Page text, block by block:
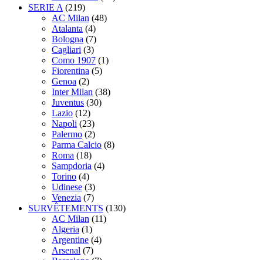
SERIE A (219)
AC Milan (48)
Atalanta (4)
Bologna (7)
Cagliari (3)
Como 1907 (1)
Fiorentina (5)
Genoa (2)
Inter Milan (38)
Juventus (30)
Lazio (12)
Napoli (23)
Palermo (2)
Parma Calcio (8)
Roma (18)
Sampdoria (4)
Torino (4)
Udinese (3)
Venezia (7)
SURVÊTEMENTS (130)
AC Milan (11)
Algeria (1)
Argentine (4)
Arsenal (7)